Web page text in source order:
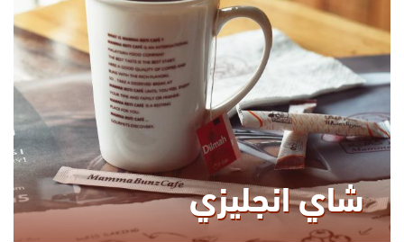
473.00
KCAL
شاي انجليزي